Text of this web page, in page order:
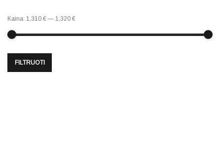
FILTRUOTI
Kaina: 1,310 € — 1,320 €